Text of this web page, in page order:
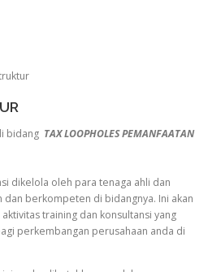
bidang TAX LOOPHOLES PEMANFAATAN
dikelola oleh para tenaga ahli dan
berkompeten di bidangnya. Ini akan
aktivitas training dan konsultansi yang
perkembangan perusahaan anda di